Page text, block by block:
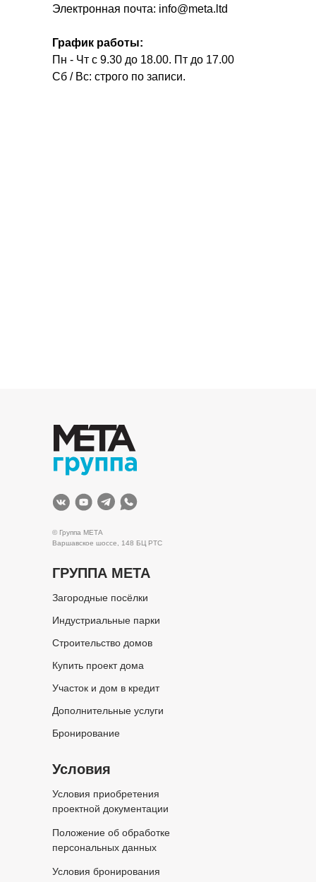
Электронная почта: info@meta.ltd
График работы:
Пн - Чт с 9.30 до 18.00. Пт до 17.00
Сб / Вс: строго по записи.
© Группа МЕТА
Варшавское шоссе, 148 БЦ РТС
ГРУППА МЕТА
Загородные посёлки
Индустриальные парки
Строительство домов
Купить проект дома
Участок и дом в кредит
Дополнительные услуги
Бронирование
Условия
Условия приобретения
проектной документации
Положение об обработке
персональных данных
Условия бронирования